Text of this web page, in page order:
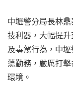
中壢警分局長林
技利器，大幅提
及毒駕行為，中
蕩勤務，嚴厲打
環境。